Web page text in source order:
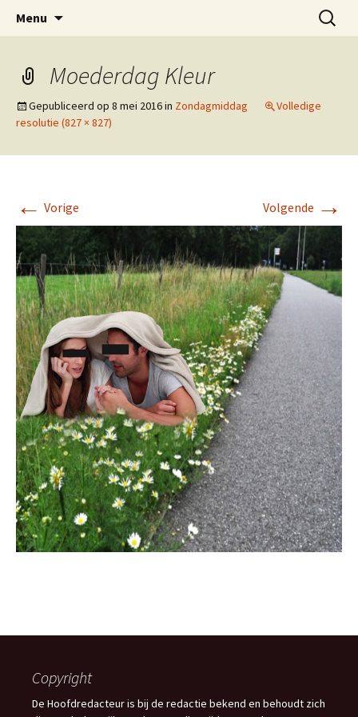
Het Dienblad
Zorgzaam en dienstbaar
Menu
Zoeken
naar:
Moederdag Kleur
Gepubliceerd op 8 mei 2016in Zondagmiddag
Volledige
resolutie (827 × 827)
← Vorige Volgende →
Copyright
De Hoofdredacteur is bij de redactie bekend en behoudt zich